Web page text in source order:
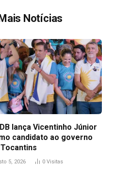
Notícias
lança Vicentinho Júnior
candidato ao governo
5, 2026 0 Visitas